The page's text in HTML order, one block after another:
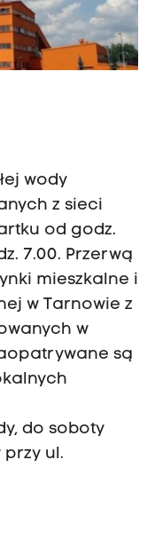
wody
z sieci
od godz.
7.00. Przerwą
mieszkalne i
w Tarnowie z
w
są
do soboty
przy ul.